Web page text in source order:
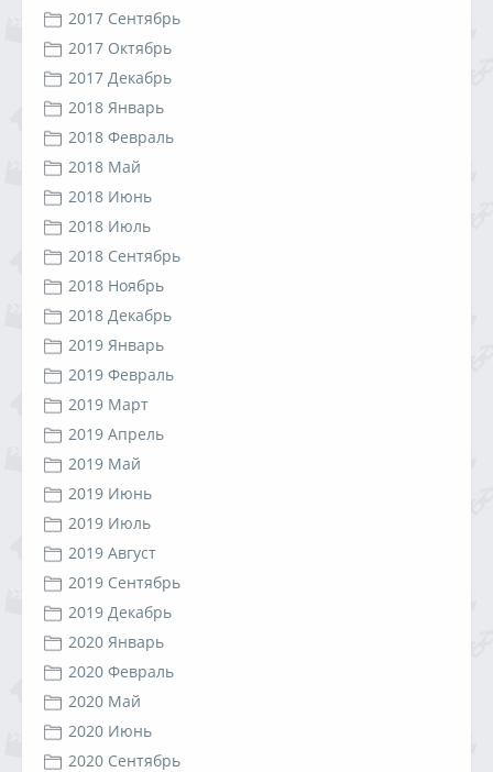
2017 Сентябрь
2017 Октябрь
2017 Декабрь
2018 Январь
2018 Февраль
2018 Май
2018 Июнь
2018 Июль
2018 Сентябрь
2018 Ноябрь
2018 Декабрь
2019 Январь
2019 Февраль
2019 Март
2019 Апрель
2019 Май
2019 Июнь
2019 Июль
2019 Август
2019 Сентябрь
2019 Декабрь
2020 Январь
2020 Февраль
2020 Май
2020 Июнь
2020 Сентябрь